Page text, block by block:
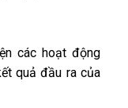
các hoạt động
quả đầu ra của